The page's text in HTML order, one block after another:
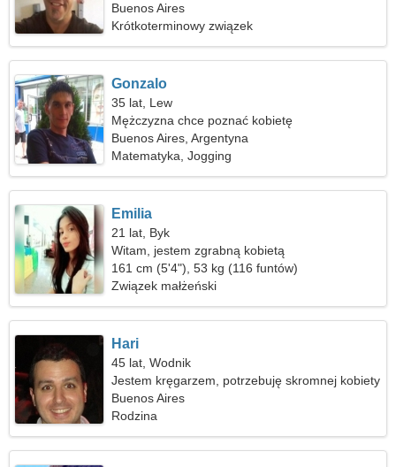
Buenos Aires
Krótkoterminowy związek
Gonzalo
35 lat, Lew
Mężczyzna chce poznać kobietę
Buenos Aires, Argentyna
Matematyka, Jogging
Emilia
21 lat, Byk
Witam, jestem zgrabną kobietą
161 cm (5'4"), 53 kg (116 funtów)
Związek małżeński
Hari
45 lat, Wodnik
Jestem kręgarzem, potrzebuję skromnej kobiety
Buenos Aires
Rodzina